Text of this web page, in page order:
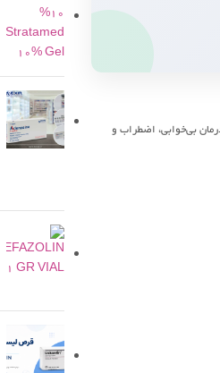
بی‌خوابی، اضطراب و